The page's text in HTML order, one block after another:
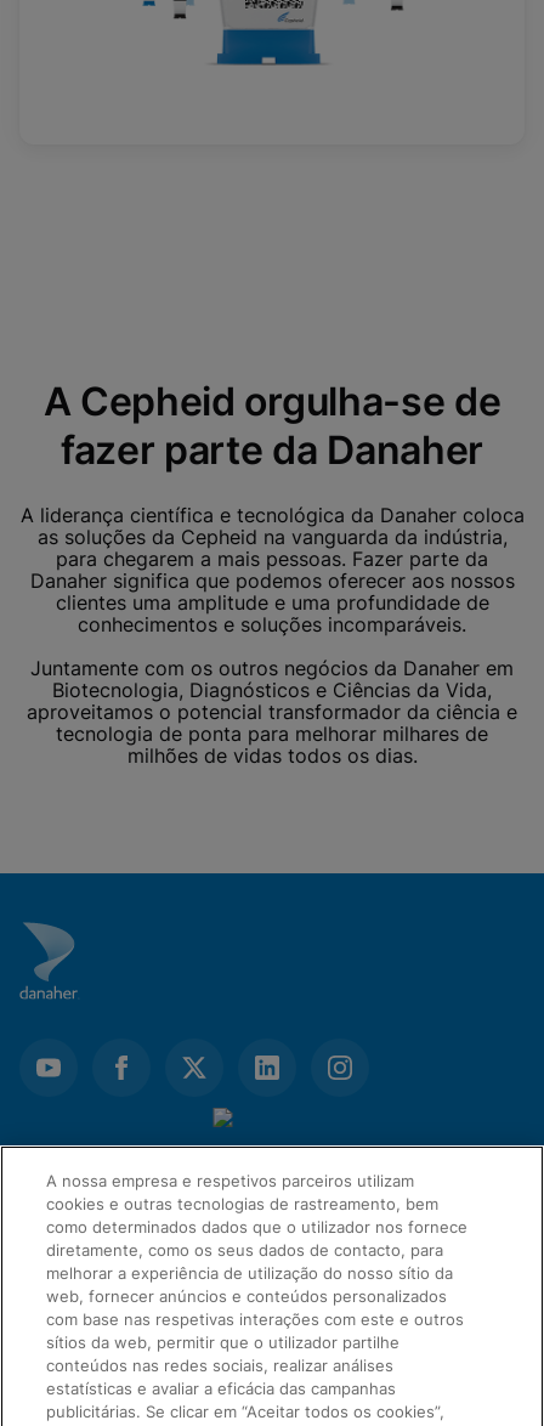
A Cepheid orgulha-se de
fazer parte da Danaher
A liderança científica e tecnológica da Danaher coloca
as soluções da Cepheid na vanguarda da indústria,
para chegarem a mais pessoas. Fazer parte da
Danaher significa que podemos oferecer aos nossos
clientes uma amplitude e uma profundidade de
conhecimentos e soluções incomparáveis.
Juntamente com os outros negócios da Danaher em
Biotecnologia, Diagnósticos e Ciências da Vida,
aproveitamos o potencial transformador da ciência e
tecnologia de ponta para melhorar milhares de
milhões de vidas todos os dias.
LIGAÇÕES RÁPIDAS
A nossa empresa e respetivos parceiros utilizam
cookies e outras tecnologias de rastreamento, bem
como determinados dados que o utilizador nos fornece
diretamente, como os seus dados de contacto, para
melhorar a experiência de utilização do nosso sítio da
web, fornecer anúncios e conteúdos personalizados
com base nas respetivas interações com este e outros
sítios da web, permitir que o utilizador partilhe
conteúdos nas redes sociais, realizar análises
estatísticas e avaliar a eficácia das campanhas
publicitárias. Se clicar em “Aceitar todos os cookies”,